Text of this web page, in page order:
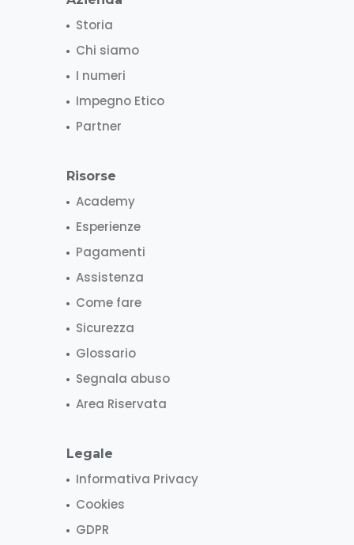
Storia
Chi siamo
I numeri
Impegno Etico
Partner
Risorse
Academy
Esperienze
Pagamenti
Assistenza
Come fare
Sicurezza
Glossario
Segnala abuso
Area Riservata
Legale
Informativa Privacy
Cookies
GDPR